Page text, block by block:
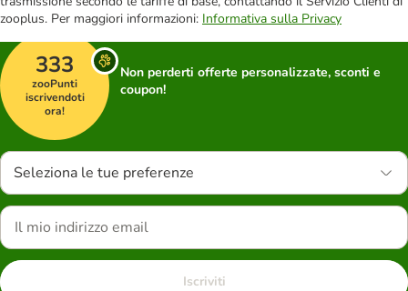
zooplus. Per maggiori informazioni: Informativa sulla Privacy
333
zooPunti
iscrivendoti
ora!
Non perderti offerte personalizzate, sconti e
coupon!
Seleziona le tue preferenze
Iscriviti